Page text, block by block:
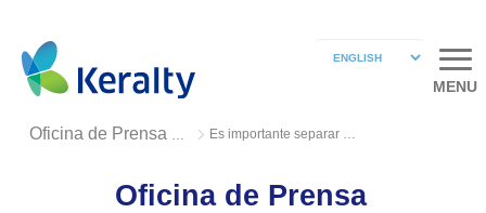
MENU
Oficina de Prensa 2019 Es importante separar el ego de la estrategia
Oficina de Prensa